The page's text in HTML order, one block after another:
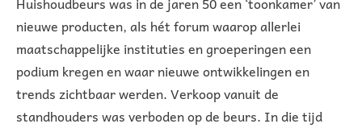
nieuwe producten, als hét forum waarop allerlei
maatschappelijke instituties en groeperingen een
podium kregen en waar nieuwe ontwikkelingen en
trends zichtbaar werden. Verkoop vanuit de
standhouders was verboden op de beurs. In die tijd